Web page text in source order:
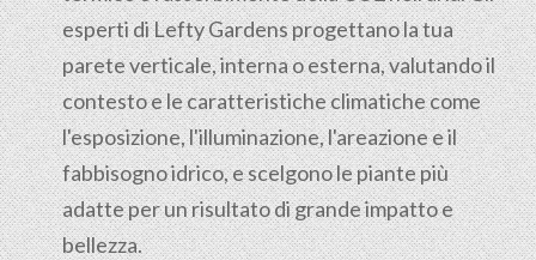
esperti di Lefty Gardens progettano la tua
parete verticale, interna o esterna, valutando il
contesto e le caratteristiche climatiche come
l'esposizione, l'illuminazione, l'areazione e il
fabbisogno idrico, e scelgono le piante più
adatte per un risultato di grande impatto e
bellezza.